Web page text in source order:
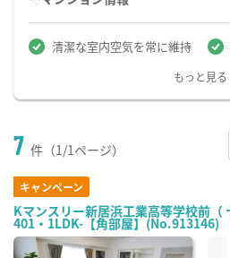
清潔な室内空気を常に維持
もっと見る
7 件（1/1ページ）
キャンペーン
Kマンスリー新居浜工業高等学校前（
401・1LDK-【角部屋】(No.913146)